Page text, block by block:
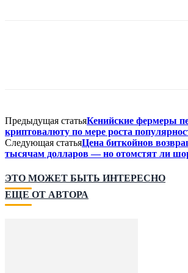
Предыдущая статьяКенийские фермеры
криптовалюту по мере роста
Следующая статьяЦена биткойнов
тысячам долларов — но отомстят ли
ЭТО МОЖЕТ БЫТЬ ИНТЕРЕСНО
ЕЩЕ ОТ АВТОРА